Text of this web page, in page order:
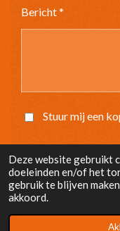
Deze website gebruikt
doeleinden en/of het
gebruik te blijven
akkoord.
Bericht *
Stuur mij een
Verzenden